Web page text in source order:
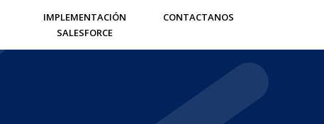
IMPLEMENTACIÓN
SALESFORCE
CONTACTANOS